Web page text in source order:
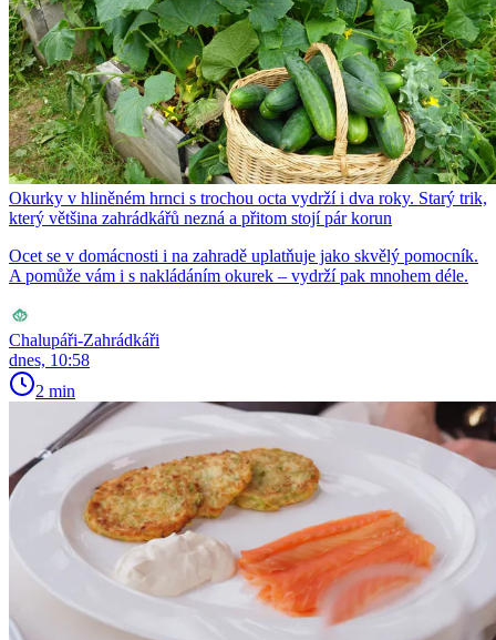
Okurky v hliněném hrnci s trochou octa vydrží i dva roky. Starý trik,
který většina zahrádkářů nezná a přitom stojí pár korun
Ocet se v domácnosti i na zahradě uplatňuje jako skvělý pomocník.
A pomůže vám i s nakládáním okurek – vydrží pak mnohem déle.
Chalupáři-Zahrádkáři
dnes, 10:58
2 min